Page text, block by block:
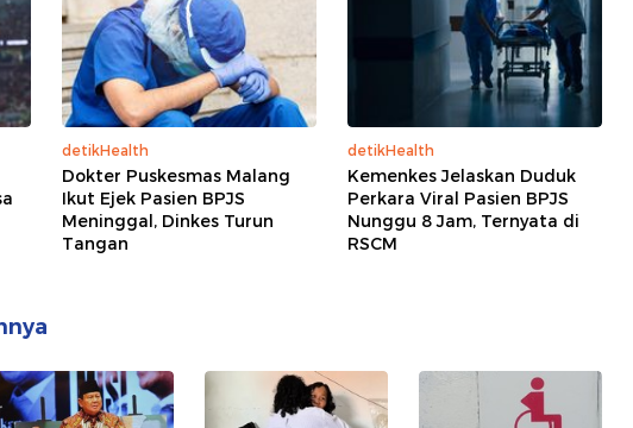
detikHealth
Dokter Puskesmas Malang
Ikut Ejek Pasien BPJS
Meninggal, Dinkes Turun
Tangan
detikHealth
Kemenkes Jelaskan Duduk
Perkara Viral Pasien BPJS
Nunggu 8 Jam, Ternyata di
RSCM